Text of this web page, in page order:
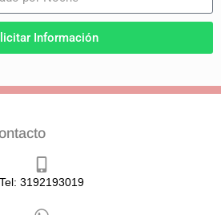
Información
Tel: 3192193019